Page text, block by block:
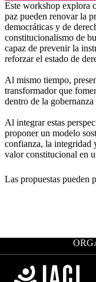
Este workshop explora
paz pueden renovar la
democráticas y de
constitucionalismo de
capaz de prevenir la
reforzar el estado de
Al mismo tiempo,
transformador que
dentro de la
Al integrar estas
proponer un modelo
confianza, la integridad
valor constitucional en
Las propuestas pueden